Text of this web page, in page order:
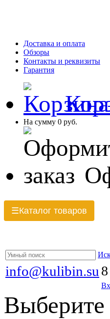
Доставка и оплата
Обзоры
Контакты и реквизиты
Гарантия
На сумму 0 руб.
☰Каталог товаров
info@kulibin.su